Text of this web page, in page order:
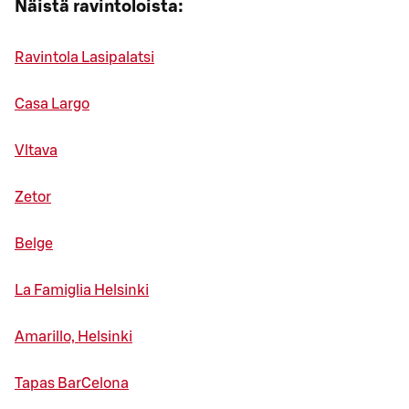
Näistä ravintoloista:
Ravintola Lasipalatsi
Casa Largo
Vltava
Zetor
Belge
La Famiglia Helsinki
Amarillo, Helsinki
Tapas BarCelona